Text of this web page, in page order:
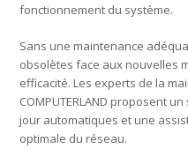
fonctionnement du système.
Sans une maintenance
obsolètes face aux nouvelles
efficacité. Les experts de la
COMPUTERLAND proposent
jour automatiques et une
optimale du réseau.